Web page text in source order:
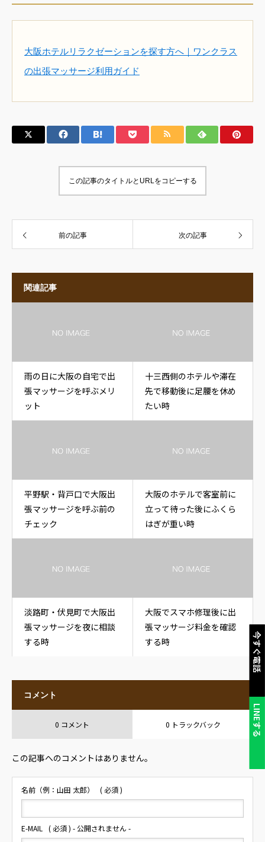
今すぐ電話
LINEする
大阪ホテルリラクゼーションを探す方へ｜ワンクラス
の出張マッサージ利用ガイド
この記事のタイトルとURLをコピーする
前の記事 次の記事
関連記事
雨の日に大阪の自宅で出
張マッサージを呼ぶメリ
ット
十三西側のホテルや滞在
先で移動後に足腰を休め
たい時
平野駅・背戸口で大阪出
張マッサージを呼ぶ前の
チェック
大阪のホテルで客室前に
立って待った後にふくら
はぎが重い時
淡路町・伏見町で大阪出
張マッサージを夜に相談
する時
大阪でスマホ修理後に出
張マッサージ料金を確認
する時
コメント
0 コメント 0 トラックバック
この記事へのコメントはありません。
名前（例：山田 太郎） ( 必須 )
E-MAIL ( 必須 ) - 公開されません -